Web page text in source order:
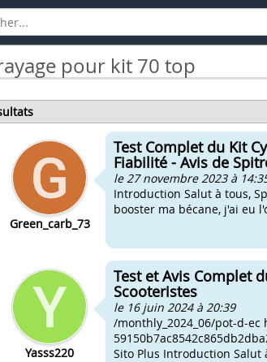
pour kit 70 top
Green_carb_73
Test Complet du Kit
Fiabilité - Avis de
le 27 novembre 2023 à
Introduction Salut à tous,
booster ma bécane, j'ai eu
Yasss220
Test et Avis Complet
Scooteristes
le 16 juin 2024 à 20:39
/monthly_2024_06/pot-d-
Sito Plus Introduction Salut